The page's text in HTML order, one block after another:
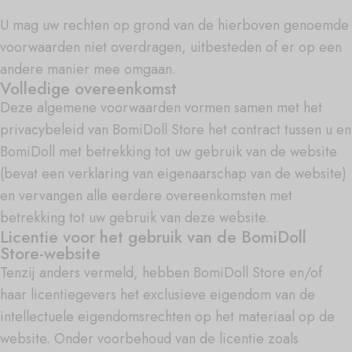
U mag uw rechten op grond van de hierboven genoemde
voorwaarden niet overdragen, uitbesteden of er op een
andere manier mee omgaan.
Volledige overeenkomst
Deze algemene voorwaarden vormen samen met het
privacybeleid van BomiDoll Store het contract tussen u en
BomiDoll met betrekking tot uw gebruik van de website
(bevat een verklaring van eigenaarschap van de website)
en vervangen alle eerdere overeenkomsten met
betrekking tot uw gebruik van deze website.
Licentie voor het gebruik van de BomiDoll
Store-website
Tenzij anders vermeld, hebben BomiDoll Store en/of
haar licentiegevers het exclusieve eigendom van de
intellectuele eigendomsrechten op het materiaal op de
website. Onder voorbehoud van de licentie zoals